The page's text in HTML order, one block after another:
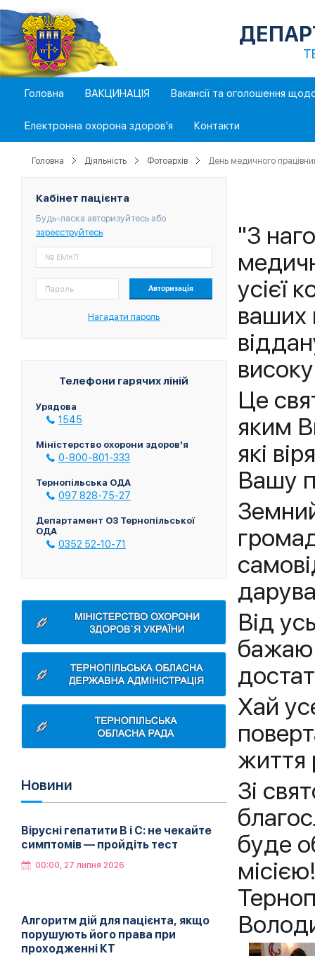
Головна ВАКЦИНАЦІЯ Вакансії та оголошення
Електронна охорона здоров'я Контакти
Головна Діяльність Фотоархів День медичного
Кабінет пацієнта
Будь-ласка авторизуйтесь або
зареєструйтесь
Нагадати пароль
Телефони гарячих ліній
Урядова
1545
Міністерство охорони здоров'я
0-800-801-333
Тернопільська ОДА
097 828-75-27
Департамент ОЗ Тернопільської
ОДА
0352 52-10-71
Новини
Вірусні гепатити B і C: не чекайте
симптомів — пройдіть тест
00:00, 27 липня 2026
Алгоритм дій для пацієнта, якщо
порушують його права при
проходженні КТ
"З
усієї
ваших
Це
яким
які
Вашу
Від
бажаю
Хай
життя
Зі
буде